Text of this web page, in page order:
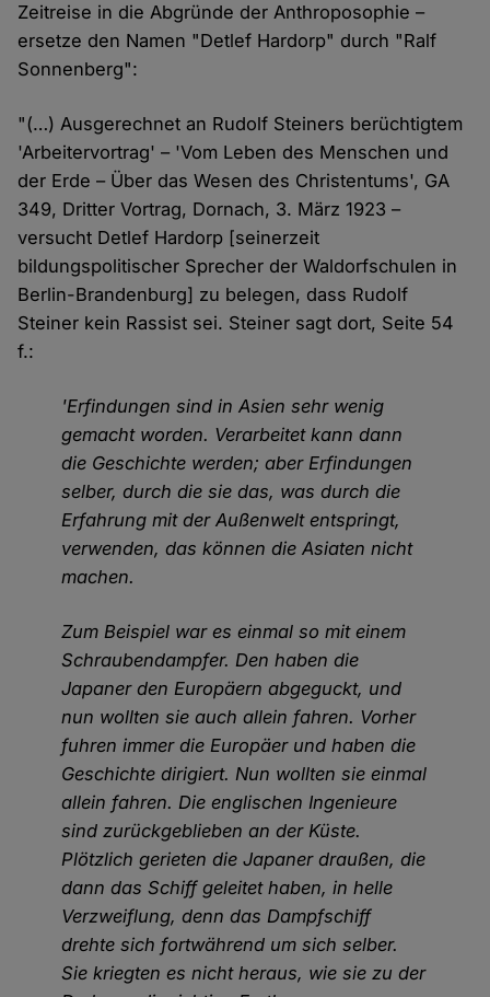
Zeitreise in die Abgründe der Anthroposophie –
ersetze den Namen "Detlef Hardorp" durch "Ralf
Sonnenberg":
"(…) Ausgerechnet an Rudolf Steiners berüchtigtem
'Arbeitervortrag' – 'Vom Leben des Menschen und
der Erde – Über das Wesen des Christentums', GA
349, Dritter Vortrag, Dornach, 3. März 1923 –
versucht Detlef Hardorp [seinerzeit
bildungspolitischer Sprecher der Waldorfschulen in
Berlin-Brandenburg] zu belegen, dass Rudolf
Steiner kein Rassist sei. Steiner sagt dort, Seite 54
f.:
'Erfindungen sind in Asien sehr wenig
gemacht worden. Verarbeitet kann dann
die Geschichte werden; aber Erfindungen
selber, durch die sie das, was durch die
Erfahrung mit der Außenwelt entspringt,
verwenden, das können die Asiaten nicht
machen.
Zum Beispiel war es einmal so mit einem
Schraubendampfer. Den haben die
Japaner den Europäern abgeguckt, und
nun wollten sie auch allein fahren. Vorher
fuhren immer die Europäer und haben die
Geschichte dirigiert. Nun wollten sie einmal
allein fahren. Die englischen Ingenieure
sind zurückgeblieben an der Küste.
Plötzlich gerieten die Japaner draußen, die
dann das Schiff geleitet haben, in helle
Verzweiflung, denn das Dampfschiff
drehte sich fortwährend um sich selber.
Sie kriegten es nicht heraus, wie sie zu der